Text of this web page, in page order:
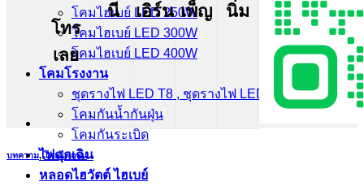
โคมไฮเบย์ LED 250W
โคมไฮเบย์ LED 300W
โคมไฮเบย์ LED 400W
โคมโรงงาน
ชุดรางไฟ LED T8 , ชุดรางไฟ LED T5
โคมกันน้ำกันฝุ่น
โคมกันระเบิด
ไฟฉุกเฉิน
หลอดไฮวัตต์ ไฮเบย์
โทร
เลย
นี
เอิร์น เพ็ญ
นิ่ม
บทความ,โคมไฟถนน